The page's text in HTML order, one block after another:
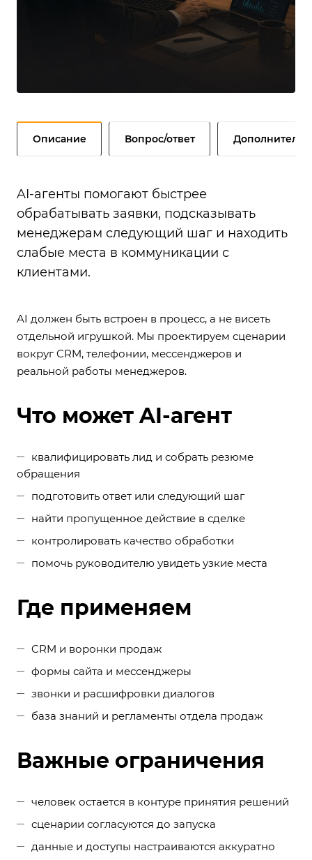
Описание Вопрос/ответ
AI-агенты помогают быстрее
обрабатывать заявки, подсказывать
менеджерам следующий шаг и находить
слабые места в коммуникации с
клиентами.
AI должен быть встроен в процесс, а не висеть
отдельной игрушкой. Мы проектируем сценарии
вокруг CRM, телефонии, мессенджеров и
реальной работы менеджеров.
Что может AI-агент
квалифицировать лид и собрать резюме
обращения
подготовить ответ или следующий шаг
найти пропущенное действие в сделке
контролировать качество обработки
помочь руководителю увидеть узкие места
Где применяем
CRM и воронки продаж
формы сайта и мессенджеры
звонки и расшифровки диалогов
база знаний и регламенты отдела продаж
Важные ограничения
человек остается в контуре принятия решений
сценарии согласуются до запуска
данные и доступы настраиваются аккуратно